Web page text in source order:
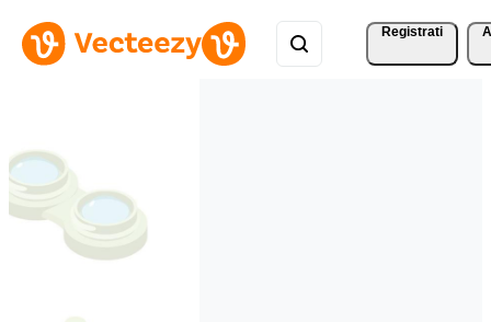
Registrati